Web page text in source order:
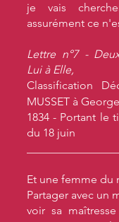
je vais
assurément ce
Lettre n°7 -
Lui à Elle,
Classification
MUSSET à
1834 - Portant le
du 18 juin
Et une femme du
Partager avec un
voir sa